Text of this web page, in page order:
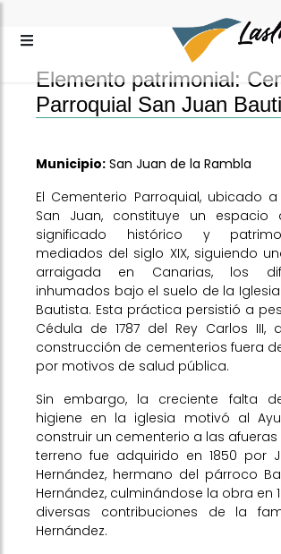
Elemento patrimonial:
Parroquial San Juan
Municipio: San Juan de la Rambla
El Cementerio Parroquial, ubicado
San Juan, constituye un espacio
significado histórico y
mediados del siglo XIX, siguiendo
arraigada en Canarias, los
inhumados bajo el suelo de la
Bautista. Esta práctica persistió a
Cédula de 1787 del Rey Carlos III,
construcción de cementerios fuera
por motivos de salud pública.
Sin embargo, la creciente falta
higiene en la iglesia motivó al
construir un cementerio a las afueras
terreno fue adquirido en 1850 por
Hernández, hermano del párroco
Hernández, culminándose la obra en
diversas contribuciones de la
Hernández.